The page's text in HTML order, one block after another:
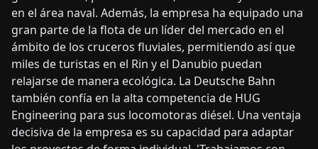
en el área naval. Además, la empresa ha equipado una
gran parte de la flota de un líder del mercado en el
ámbito de los cruceros fluviales, permitiendo así que
miles de turistas en el Rin y el Danubio puedan
relajarse de manera ecológica. La Deutsche Bahn
también confía en la alta competencia de HUG
Engineering para sus locomotoras diésel. Una ventaja
decisiva de la empresa es su capacidad para adaptar